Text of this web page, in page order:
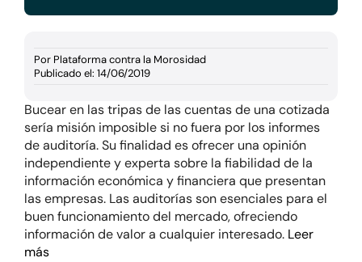
Por Plataforma contra la Morosidad
Publicado el: 14/06/2019
Bucear en las tripas de las cuentas de una cotizada
sería misión imposible si no fuera por los informes
de auditoría. Su finalidad es ofrecer una opinión
independiente y experta sobre la fiabilidad de la
información económica y financiera que presentan
las empresas. Las auditorías son esenciales para el
buen funcionamiento del mercado, ofreciendo
información de valor a cualquier interesado. Leer
más